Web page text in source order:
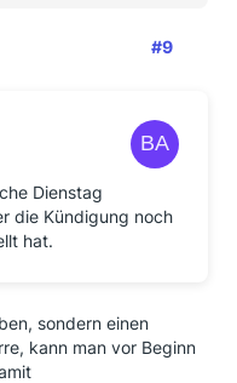
#9
Dienstag
die Kündigung noch
hat.
sondern einen
kann man vor Beginn